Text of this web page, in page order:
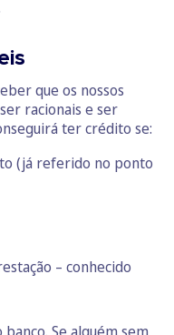
que os nossos
racionais e ser
ter crédito se:
(já referido no ponto
– conhecido